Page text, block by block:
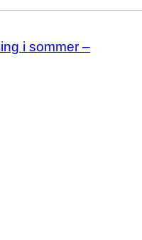
i sommer –